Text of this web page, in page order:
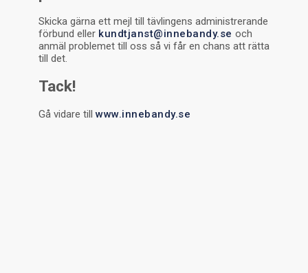
Skicka gärna ett mejl till tävlingens administrerande
förbund eller kundtjanst@innebandy.se och
anmäl problemet till oss så vi får en chans att rätta
till det.
Tack!
Gå vidare till www.innebandy.se